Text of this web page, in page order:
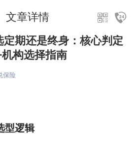
文章详情
定期还是终身：核心判定
构选择指南
保险
型逻辑